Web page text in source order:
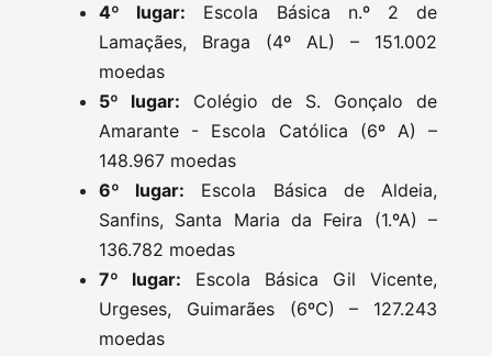
4º lugar: Escola Básica n.º 2 de
Lamaçães, Braga (4º AL) – 151.002
moedas
5º lugar: Colégio de S. Gonçalo de
Amarante - Escola Católica (6º A) –
148.967 moedas
6º lugar: Escola Básica de Aldeia,
Sanfins, Santa Maria da Feira (1.ºA) –
136.782 moedas
7º lugar: Escola Básica Gil Vicente,
Urgeses, Guimarães (6ºC) – 127.243
moedas